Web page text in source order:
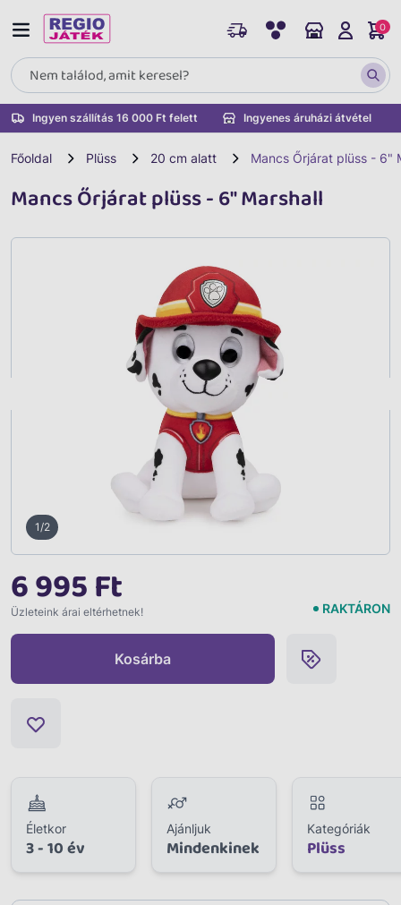
Ingyen szállítás 16 000 Ft felett Ingyenes áruházi átvétel
0
Főoldal Plüss 20 cm alatt Mancs Őrjárat plüss - 6"
Mancs Őrjárat plüss - 6" Marshall
1/2
6 995 Ft
Üzleteink árai eltérhetnek! RAKTÁRON
Kosárba
Életkor
3 - 10 év
Ajánljuk
Mindenkinek
Kategóriák
Plüss